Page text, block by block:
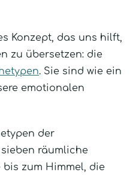
Konzept, das uns hilft,
zu übersetzen: die
. Sie sind wie ein
emotionalen
der
räumliche
bis zum Himmel, die